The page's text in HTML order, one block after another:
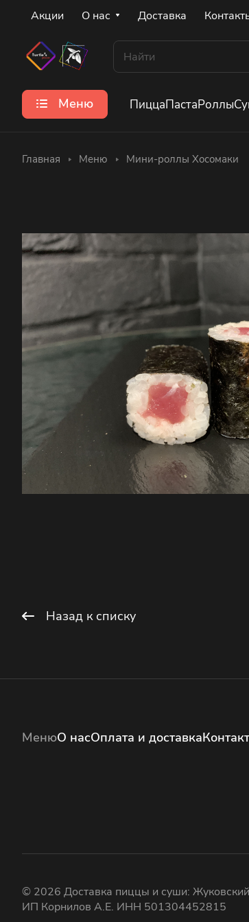
Акции О нас Доставка
Меню ПиццаПастаРоллы
Главная Меню Мини-роллы Хосомаки
Назад к списку
МенюО насОплата и доставка
© 2026 Доставка пиццы и суши:
ИП Корнилов А.Е. ИНН 501304452815